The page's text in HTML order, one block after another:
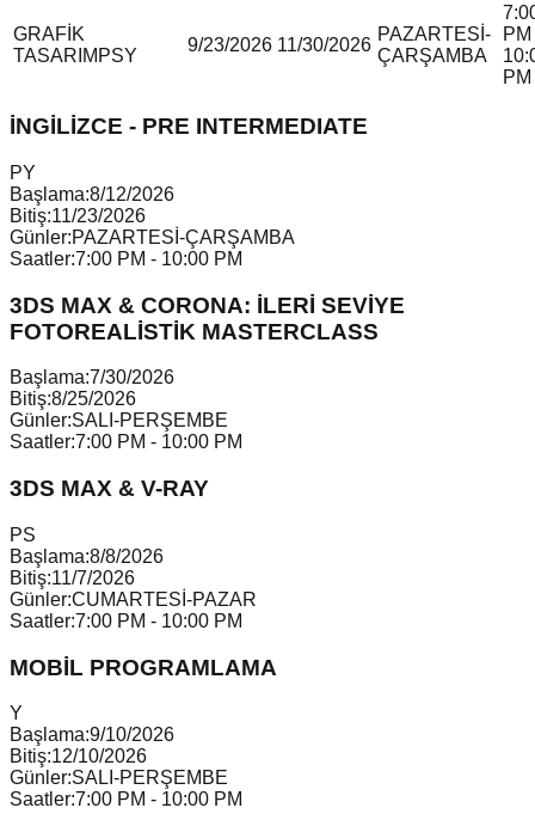
GRAFİK
TASARIM PSY
9/23/2026 11/30/2026
PAZARTESİ-
ÇARŞAMBA
PM
PM
İNGİLİZCE - PRE INTERMEDIATE
PY
Başlama:8/12/2026
Bitiş:11/23/2026
Günler:PAZARTESİ-ÇARŞAMBA
Saatler:7:00 PM - 10:00 PM
3DS MAX & CORONA: İLERİ SEVİYE
FOTOREALİSTİK MASTERCLASS
Başlama:7/30/2026
Bitiş:8/25/2026
Günler:SALI-PERŞEMBE
Saatler:7:00 PM - 10:00 PM
3DS MAX & V-RAY
PS
Başlama:8/8/2026
Bitiş:11/7/2026
Günler:CUMARTESİ-PAZAR
Saatler:7:00 PM - 10:00 PM
MOBİL PROGRAMLAMA
Y
Başlama:9/10/2026
Bitiş:12/10/2026
Günler:SALI-PERŞEMBE
Saatler:7:00 PM - 10:00 PM